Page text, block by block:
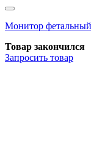
Монитор
Товар закончился
Запросить товар